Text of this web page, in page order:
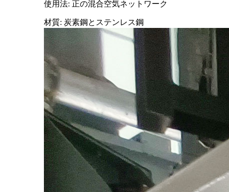
使用法: 正の混合空気ネットワーク
材質: 炭素鋼とステンレス鋼